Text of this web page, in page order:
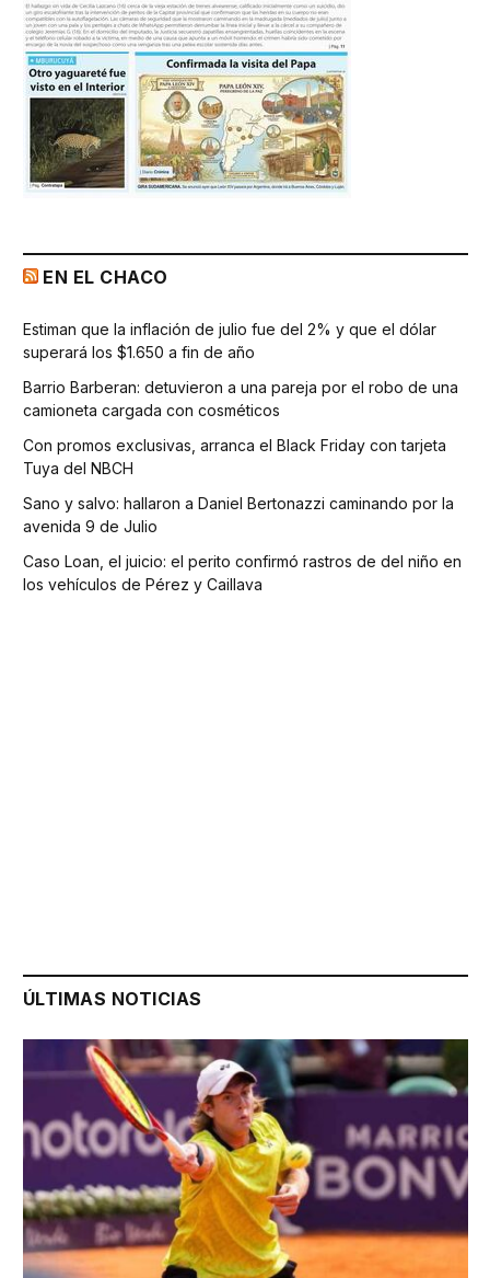
EN EL CHACO
Estiman que la inflación de julio fue del 2% y que el dólar
superará los $1.650 a fin de año
Barrio Barberan: detuvieron a una pareja por el robo de una
camioneta cargada con cosméticos
Con promos exclusivas, arranca el Black Friday con tarjeta
Tuya del NBCH
Sano y salvo: hallaron a Daniel Bertonazzi caminando por la
avenida 9 de Julio
Caso Loan, el juicio: el perito confirmó rastros de del niño en
los vehículos de Pérez y Caillava
ÚLTIMAS NOTICIAS